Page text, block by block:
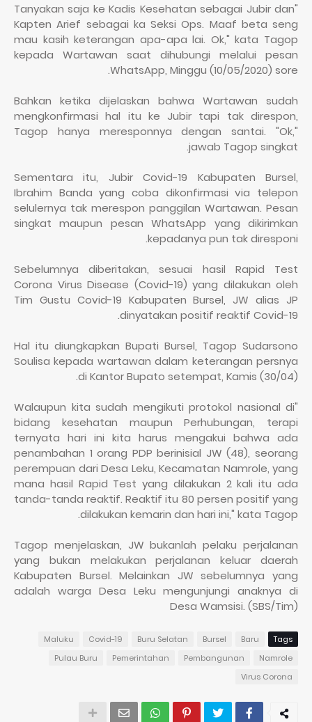
"Tanyakan saja ke Kadis Kesehatan sebagai Jubir dan
Kapten Arief sebagai ka Seksi Ops. Maaf beta seng
mau kasih keterangan apa-apa lai. Ok," kata Tagop
kepada Wartawan saat dihubungi melalui pesan
WhatsApp, Minggu (10/05/2020) sore.
Bahkan ketika dijelaskan bahwa Wartawan sudah
mengkonfirmasi hal itu ke Jubir tapi tak direspon,
Tagop hanya meresponnya dengan santai. "Ok,"
jawab Tagop singkat.
Sementara itu, Jubir Covid-19 Kabupaten Bursel,
Ibrahim Banda yang coba dikonfirmasi via telepon
selulernya tak merespon panggilan Wartawan. Pesan
singkat maupun pesan WhatsApp yang dikirimkan
kepadanya pun tak diresponi.
Sebelumnya diberitakan, sesuai hasil Rapid Test
Corona Virus Disease (Covid-19) yang dilakukan oleh
Tim Gustu Covid-19 Kabupaten Bursel, JW alias JP
dinyatakan positif reaktif Covid-19.
Hal itu diungkapkan Bupati Bursel, Tagop Sudarsono
Soulisa kepada wartawan dalam keterangan persnya
di Kantor Bupato setempat, Kamis (30/04).
"Walaupun kita sudah mengikuti protokol nasional di
bidang kesehatan maupun Perhubungan, terapi
ternyata hari ini kita harus mengakui bahwa ada
penambahan 1 orang PDP berinisial JW (48), seorang
perempuan dari Desa Leku, Kecamatan Namrole, yang
mana hasil Rapid Test yang dilakukan 2 kali itu ada
tanda-tanda reaktif. Reaktif itu 80 persen positif yang
dilakukan kemarin dan hari ini," kata Tagop.
Tagop menjelaskan, JW bukanlah pelaku perjalanan
yang bukan melakukan perjalanan keluar daerah
Kabupaten Bursel. Melainkan JW sebelumnya yang
adalah warga Desa Leku mengunjungi anaknya di
Desa Wamsisi. (SBS/Tim)
Tags
Baru
Bursel
Buru Selatan
Covid-19
Maluku
Namrole
Pembangunan
Pemerintahan
Pulau Buru
Virus Corona